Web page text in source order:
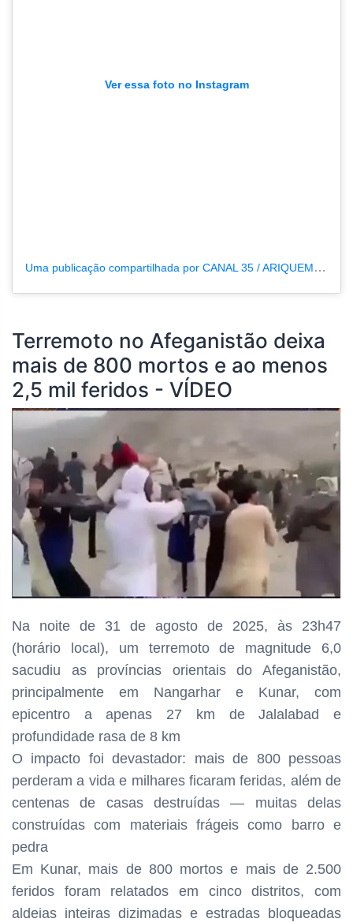
Ver essa foto no Instagram
Uma publicação compartilhada por CANAL 35 / ARIQUEMES190 (@tvpcanal35)
Terremoto no Afeganistão deixa
mais de 800 mortos e ao menos
2,5 mil feridos - VÍDEO
Na noite de 31 de agosto de 2025, às 23h47
(horário local), um terremoto de magnitude 6,0
sacudiu as províncias orientais do Afeganistão,
principalmente em Nangarhar e Kunar, com
epicentro a apenas 27 km de Jalalabad e
profundidade rasa de 8 km
O impacto foi devastador: mais de 800 pessoas
perderam a vida e milhares ficaram feridas, além de
centenas de casas destruídas — muitas delas
construídas com materiais frágeis como barro e
pedra
Em Kunar, mais de 800 mortos e mais de 2.500
feridos foram relatados em cinco distritos, com
aldeias inteiras dizimadas e estradas bloqueadas